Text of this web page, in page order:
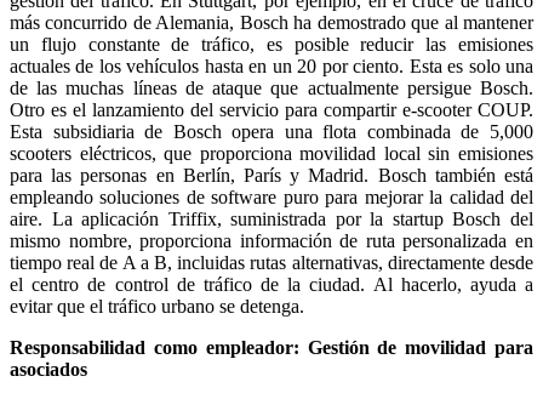
más concurrido de Alemania, Bosch ha demostrado que al mantener
un flujo constante de tráfico, es posible reducir las emisiones
actuales de los vehículos hasta en un 20 por ciento. Esta es solo una
de las muchas líneas de ataque que actualmente persigue Bosch.
Otro es el lanzamiento del servicio para compartir e-scooter COUP.
Esta subsidiaria de Bosch opera una flota combinada de 5,000
scooters eléctricos, que proporciona movilidad local sin emisiones
para las personas en Berlín, París y Madrid. Bosch también está
empleando soluciones de software puro para mejorar la calidad del
aire. La aplicación Triffix, suministrada por la startup Bosch del
mismo nombre, proporciona información de ruta personalizada en
tiempo real de A a B, incluidas rutas alternativas, directamente desde
el centro de control de tráfico de la ciudad. Al hacerlo, ayuda a
evitar que el tráfico urbano se detenga.
Responsabilidad como empleador: Gestión de movilidad para
asociados